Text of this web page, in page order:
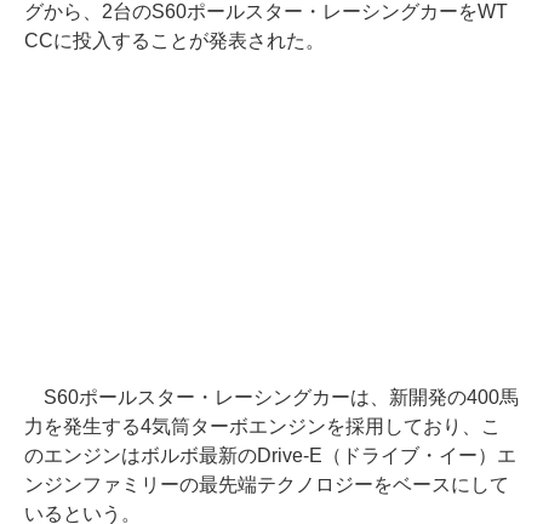
グから、2台のS60ポールスター・レーシングカーをWT
CCに投入することが発表された。
S60ポールスター・レーシングカーは、新開発の400馬
力を発生する4気筒ターボエンジンを採用しており、こ
のエンジンはボルボ最新のDrive-E（ドライブ・イー）エ
ンジンファミリーの最先端テクノロジーをベースにして
いるという。